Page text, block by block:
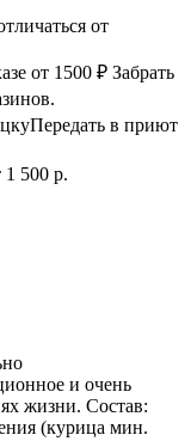
от
от 1500 ₽ Забрать
Передать в приют
1 500 р.
и очень
жизни. Состав:
(курица мин.